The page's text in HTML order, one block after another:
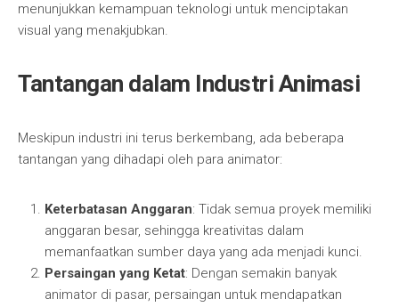
menunjukkan kemampuan teknologi untuk menciptakan
visual yang menakjubkan.
Tantangan dalam Industri Animasi
Meskipun industri ini terus berkembang, ada beberapa
tantangan yang dihadapi oleh para animator:
Keterbatasan Anggaran: Tidak semua proyek memiliki
anggaran besar, sehingga kreativitas dalam
memanfaatkan sumber daya yang ada menjadi kunci.
Persaingan yang Ketat: Dengan semakin banyak
animator di pasar, persaingan untuk mendapatkan